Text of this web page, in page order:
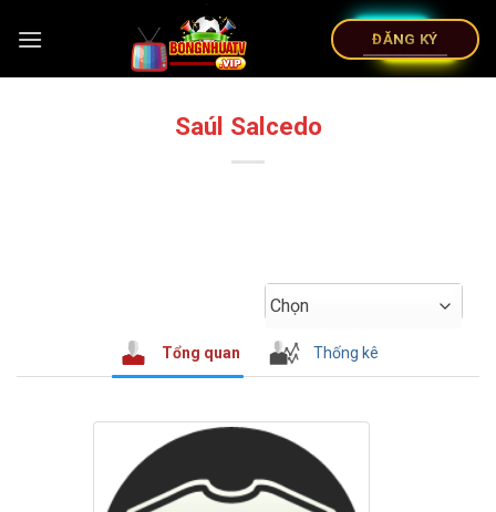
ĐĂNG KÝ
Saúl Salcedo
Chọn
Tổng quan Thống kê